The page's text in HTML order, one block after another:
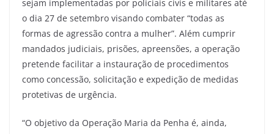
sejam implementadas por policiais civis e militares até
o dia 27 de setembro visando combater “todas as
formas de agressão contra a mulher”. Além cumprir
mandados judiciais, prisões, apreensões, a operação
pretende facilitar a instauração de procedimentos
como concessão, solicitação e expedição de medidas
protetivas de urgência.
“O objetivo da Operação Maria da Penha é, ainda,